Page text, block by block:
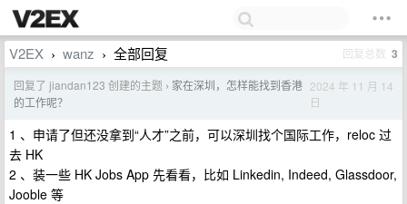
V2EX › wanz › 全部回复 回复总数 3
回复了 jiandan123 创建的主题 › 家在深圳，怎样能找到香港
的工作呢？
2024 年 11 月 14
日
1 、申请了但还没拿到“人才”之前，可以深圳找个国际工作，reloc 过
去 HK
2 、装一些 HK Jobs App 先看看，比如 Linkedin, Indeed, Glassdoor,
Jooble 等